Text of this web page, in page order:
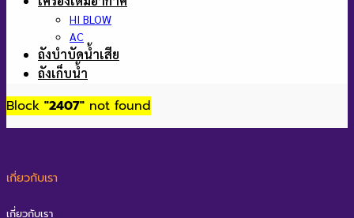
HI BLOW
AC
ถังบำบัดน้ำเสีย
ถังเก็บน้ำ
Block "2407" not found
เกี่ยวกับเรา
เกี่ยวกับเรา